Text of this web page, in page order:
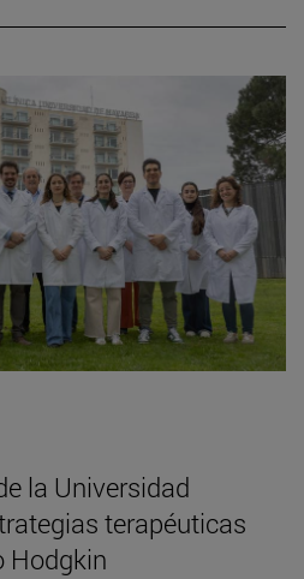
la Universidad
terapéuticas
Hodgkin